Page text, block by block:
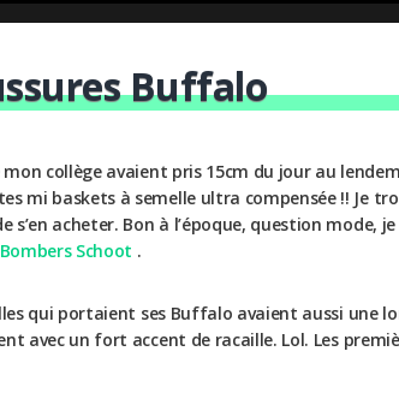
Buffalo
collège avaient pris 15cm du jour au
mi baskets à semelle ultra compensée !! Je
s’en acheter. Bon à l’époque, question
Bombers Schoot .
qui portaient ses Buffalo avaient aussi une
avec un fort accent de racaille. Lol. Les